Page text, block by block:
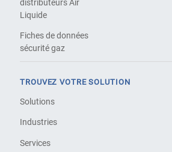
distributeurs Air
Liquide
Fiches de données
sécurité gaz
TROUVEZ VOTRE SOLUTION
Solutions
Industries
Services